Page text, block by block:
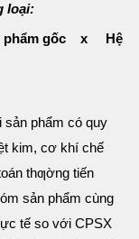
loại:
phẩm gốc x Hệ
sản phẩm có quy
kim, cơ khí chế
thƣờng tiến
sản phẩm cùng
tế so với CPSX